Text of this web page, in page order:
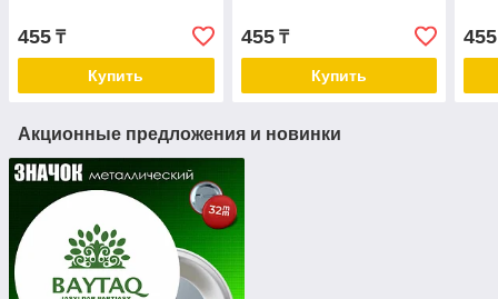
455 ₸
Купить
455₸
Купить
455
Акционные предложения и новинки